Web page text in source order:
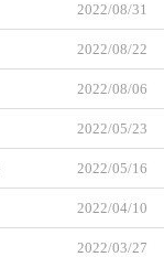
2022/08/31
2022/08/22
2022/08/06
2022/05/23
2022/05/16
2022/04/10
2022/03/27